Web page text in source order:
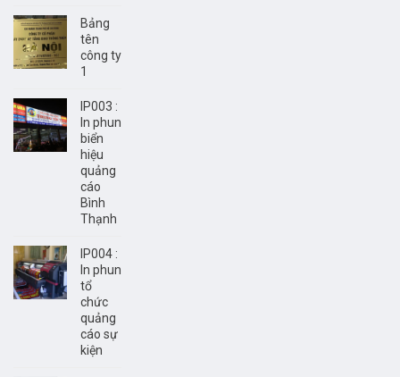
Bảng
tên
công ty
1
IP003 :
In phun
biển
hiệu
quảng
cáo
Bình
Thạnh
IP004 :
In phun
tổ
chức
quảng
cáo sự
kiện